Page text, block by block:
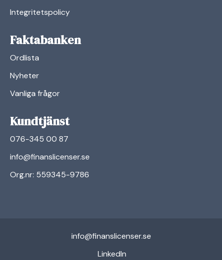
Integritetspolicy
Faktabanken
Ordlista
Nyheter
Vanliga frågor
Kundtjänst
076-345 00 87
info@finanslicenser.se
Org.nr: 559345-9786
info@finanslicenser.se
linkedin
LinkedIn